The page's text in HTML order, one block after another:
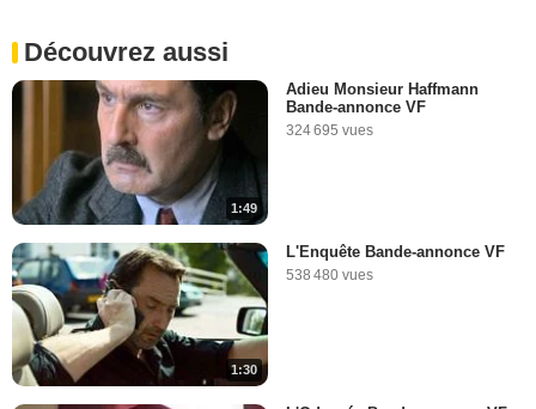
Découvrez aussi
1:49
Adieu Monsieur Haffmann
Bande-annonce VF
324 695 vues
1:30
L'Enquête Bande-annonce VF
538 480 vues